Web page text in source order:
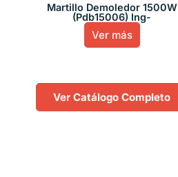
Martillo Demoledor 1500W
(Pdb15006) Ing-
Ver más
Ver Catálogo Completo